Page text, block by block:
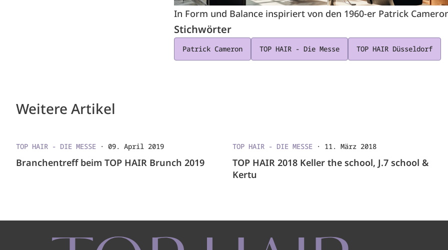
In Form und Balance inspiriert von den 1960-er Patrick
Stichwörter
Patrick Cameron TOP HAIR - Die Messe TOP HAIR Düsseldorf
Weitere Artikel
TOP HAIR - DIE MESSE · 09. April 2019
Branchentreff beim TOP HAIR Brunch 2019
TOP HAIR - DIE MESSE · 11. März 2018
TOP HAIR 2018 Keller the school, J.7 school &
Kertu